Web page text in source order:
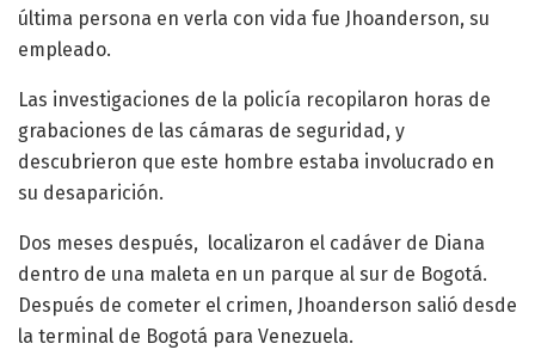
última persona en verla con vida fue Jhoanderson, su
empleado.
Las investigaciones de la policía recopilaron horas de
grabaciones de las cámaras de seguridad, y
descubrieron que este hombre estaba involucrado en
su desaparición.
Dos meses después, localizaron el cadáver de Diana
dentro de una maleta en un parque al sur de Bogotá.
Después de cometer el crimen, Jhoanderson salió desde
la terminal de Bogotá para Venezuela.